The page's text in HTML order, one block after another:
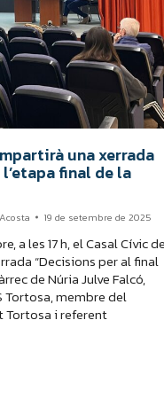
una xerrada
final de la
19 de setembre de 2025
a les 17 h, el Casal Cívic de
“Decisions per al final
de Núria Julve Falcó,
Tortosa, membre del
Tortosa i referent